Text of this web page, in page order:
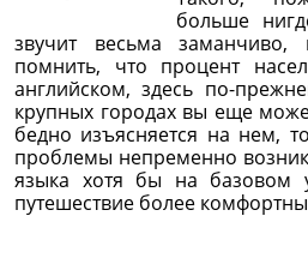
больше
звучит весьма
помнить, что процент
английском, здесь по-
крупных городах вы еще
бедно изъясняется на нем,
проблемы непременно
языка хотя бы на базовом
путешествие более